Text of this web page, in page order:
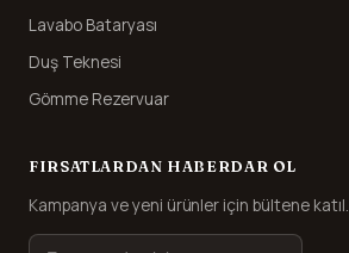
Lavabo Bataryası
Duş Teknesi
Gömme Rezervuar
FIRSATLARDAN HABERDAR OL
Kampanya ve yeni ürünler için bültene katıl.